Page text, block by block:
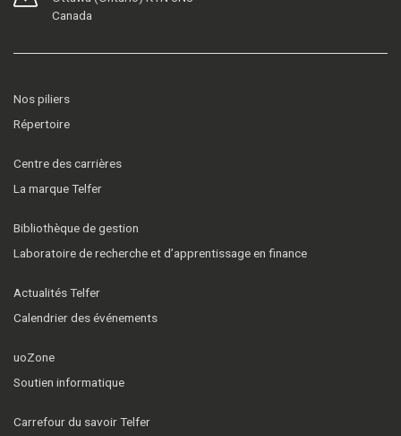
Canada
Nos piliers
Répertoire
Centre des carrières
La marque Telfer
Bibliothèque de gestion
Laboratoire de recherche et d’apprentissage en finance
Actualités Telfer
Calendrier des événements
uoZone
Soutien informatique
Carrefour du savoir Telfer